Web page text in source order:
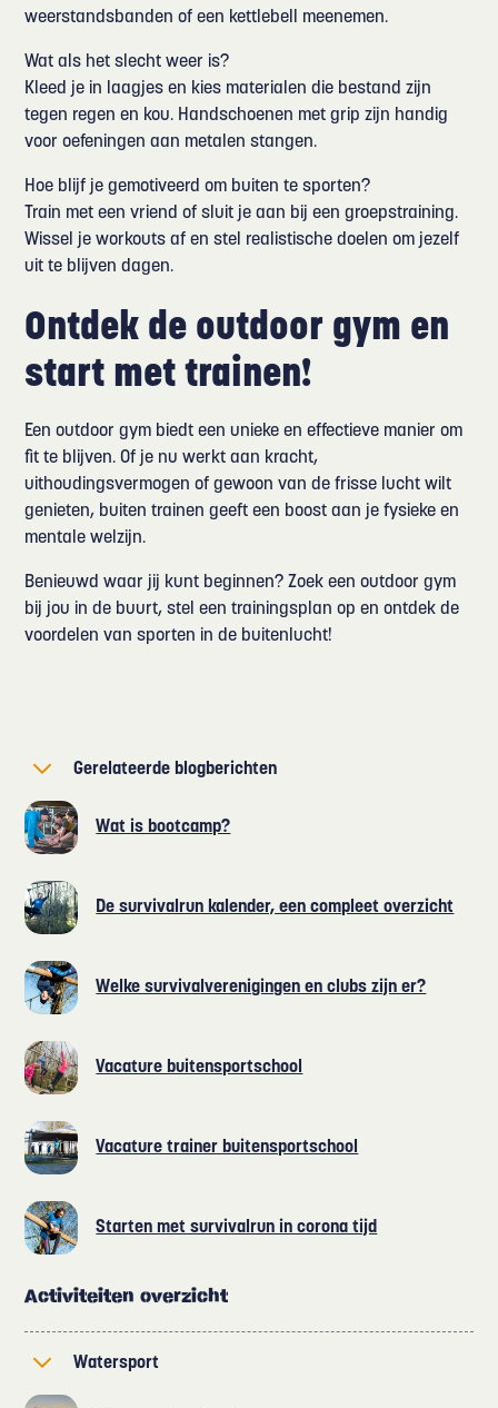
Gerelateerde blogberichten
Wat is bootcamp?
De survivalrun kalender, een compleet overzicht
Welke survivalverenigingen en clubs zijn er?
Vacature buitensportschool
Vacature trainer buitensportschool
Starten met survivalrun in corona tijd
Activiteiten overzicht
Watersport
weerstandsbanden of een kettlebell meenemen.
Wat als het slecht weer is?
Kleed je in laagjes en kies materialen die bestand zijn
tegen regen en kou. Handschoenen met grip zijn handig
voor oefeningen aan metalen stangen.
Hoe blijf je gemotiveerd om buiten te sporten?
Train met een vriend of sluit je aan bij een groepstraining.
Wissel je workouts af en stel realistische doelen om jezelf
uit te blijven dagen.
Ontdek de outdoor gym en
start met trainen!
Een outdoor gym biedt een unieke en effectieve manier om
fit te blijven. Of je nu werkt aan kracht,
uithoudingsvermogen of gewoon van de frisse lucht wilt
genieten, buiten trainen geeft een boost aan je fysieke en
mentale welzijn.
Benieuwd waar jij kunt beginnen? Zoek een outdoor gym
bij jou in de buurt, stel een trainingsplan op en ontdek de
voordelen van sporten in de buitenlucht!